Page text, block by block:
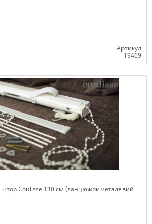
Артикул
19469
Coulisse 130 см (ланцюжок металевий